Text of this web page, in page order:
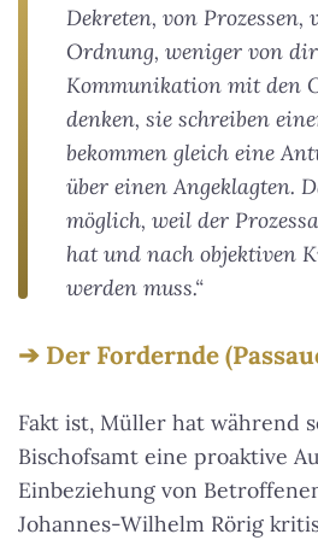
Dekreten, von
Ordnung, weniger von
Kommunikation mit den
denken, sie schreiben
bekommen gleich eine
über einen Angeklagten.
möglich, weil der
hat und nach objektiven
werden muss.“
Der Fordernde
Fakt ist, Müller hat während
Bischofsamt eine proaktive
Einbeziehung von
Johannes-Wilhelm Rörig